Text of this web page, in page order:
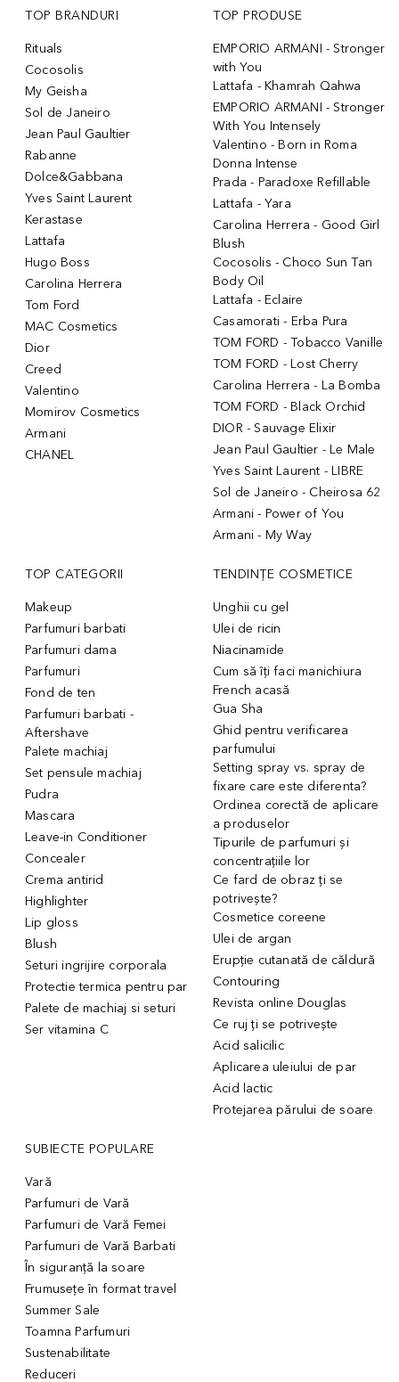
TOP BRANDURI
Rituals
Cocosolis
My Geisha
Sol de Janeiro
Jean Paul Gaultier
Rabanne
Dolce&Gabbana
Yves Saint Laurent
Kerastase
Lattafa
Hugo Boss
Carolina Herrera
Tom Ford
MAC Cosmetics
Dior
Creed
Valentino
Momirov Cosmetics
Armani
CHANEL
TOP PRODUSE
EMPORIO ARMANI - Stronger
with You
Lattafa - Khamrah Qahwa
EMPORIO ARMANI - Stronger
With You Intensely
Valentino - Born in Roma
Donna Intense
Prada - Paradoxe Refillable
Lattafa - Yara
Carolina Herrera - Good Girl
Blush
Cocosolis - Choco Sun Tan
Body Oil
Lattafa - Eclaire
Casamorati - Erba Pura
TOM FORD - Tobacco Vanille
TOM FORD - Lost Cherry
Carolina Herrera - La Bomba
TOM FORD - Black Orchid
DIOR - Sauvage Elixir
Jean Paul Gaultier - Le Male
Yves Saint Laurent - LIBRE
Sol de Janeiro - Cheirosa 62
Armani - Power of You
Armani - My Way
TOP CATEGORII
Makeup
Parfumuri barbati
Parfumuri dama
Parfumuri
Fond de ten
Parfumuri barbati -
Aftershave
Palete machiaj
Set pensule machiaj
Pudra
Mascara
Leave-in Conditioner
Concealer
Crema antirid
Highlighter
Lip gloss
Blush
Seturi ingrijire corporala
Protectie termica pentru par
Palete de machiaj si seturi
Ser vitamina C
TENDINȚE COSMETICE
Unghii cu gel
Ulei de ricin
Niacinamide
Cum să îți faci manichiura
French acasă
Gua Sha
Ghid pentru verificarea
parfumului
Setting spray vs. spray de
fixare care este diferenta?
Ordinea corectă de aplicare
a produselor
Tipurile de parfumuri și
concentrațiile lor
Ce fard de obraz ți se
potrivește?
Cosmetice coreene
Ulei de argan
Erupție cutanată de căldură
Contouring
Revista online Douglas
Ce ruj ți se potrivește
Acid salicilic
Aplicarea uleiului de par
Acid lactic
Protejarea părului de soare
SUBIECTE POPULARE
Vară
Parfumuri de Vară
Parfumuri de Vară Femei
Parfumuri de Vară Barbati
În siguranță la soare
Frumusețe în format travel
Summer Sale
Toamna Parfumuri
Sustenabilitate
Reduceri